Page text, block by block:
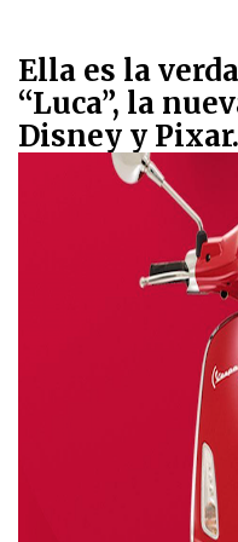
Ella es la
“Luca”, la
Disney y